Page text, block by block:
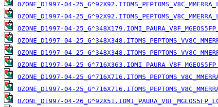
OZONE_D1997-04-
OZONE_D1997-04-
OZONE_D1997-04-
OZONE_D1997-04-
OZONE_D1997-04-
OZONE_D1997-04-
OZONE_D1997-04-
OZONE_D1997-04-
OZONE_D1997-04-